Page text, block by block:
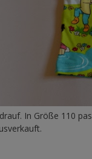
In Größe 110